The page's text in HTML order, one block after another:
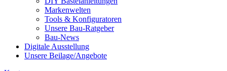
Markenwelten
Tools & Konfiguratoren
Unsere Bau-Ratgeber
Bau-News
Digitale Ausstellung
Unsere Beilage/Angebote